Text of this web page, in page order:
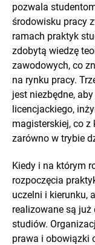
pozwala
środowisku pracy
ramach praktyk
zdobytą wiedzę
zawodowych, co
na rynku pracy.
jest niezbędne,
licencjackiego,
magisterskiej, co
zarówno w trybie
Kiedy i na którym
rozpoczęcia
uczelni i kierunku,
realizowane są już
studiów.
prawa i obowiązki